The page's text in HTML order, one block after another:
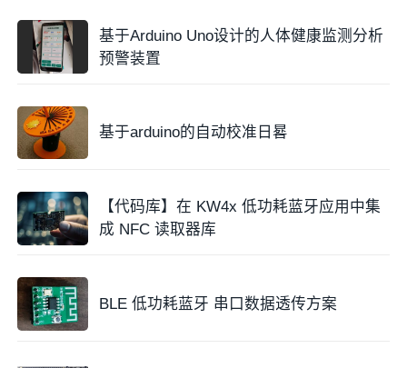
基于Arduino Uno设计的人体健康监测分析
预警装置
基于arduino的自动校准日晷
【代码库】在 KW4x 低功耗蓝牙应用中集
成 NFC 读取器库
BLE 低功耗蓝牙 串口数据透传方案